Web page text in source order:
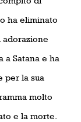
ha eliminato
Satana e ha
per la sua
molto
e la morte.